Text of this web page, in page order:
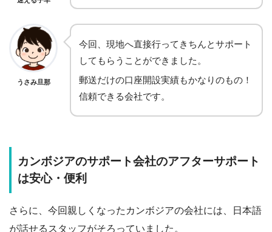
うさみ旦那
今回、現地へ直接行ってきちんとサポート
してもらうことができました。
郵送だけの口座開設実績もかなりのもの！
信頼できる会社です。
カンボジアのサポート会社のアフターサポート
は安心・便利
さらに、今回親しくなったカンボジアの会社には、日本語
が話せるスタッフがそろっていました。